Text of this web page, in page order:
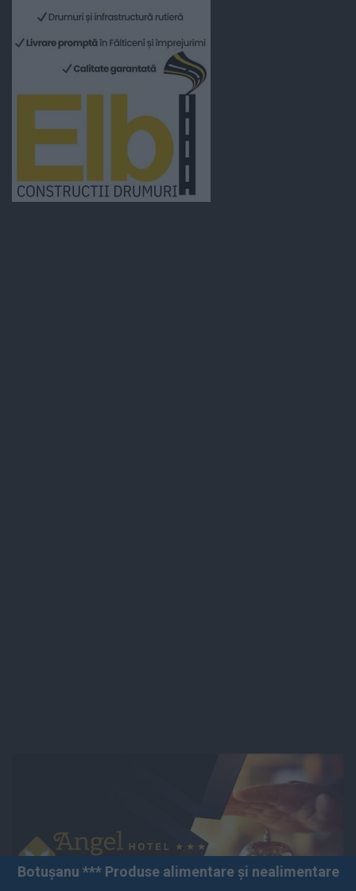
alimentare și nealimentare *** Vânzări